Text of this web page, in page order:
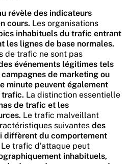
révèle des indicateurs
cours. Les organisations
inhabituels du trafic entrant
les lignes de base normales.
de trafic ne sont pas
événements légitimes tels
de marketing ou
minute peuvent également
trafic. La distinction essentielle
de trafic et les
Le trafic malveillant
suivantes des
diffèrent du comportement
Le trafic d’attaque peut
inhabituels,